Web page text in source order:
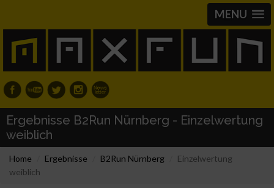
MENU
Ergebnisse B2Run Nürnberg - Einzelwertung
weiblich
Home Ergebnisse B2Run Nürnberg
Einzelwertung
weiblich